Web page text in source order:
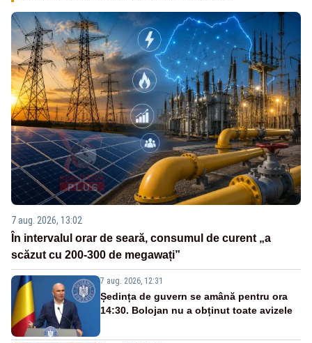
7 aug. 2026, 13:02
În intervalul orar de seară, consumul de curent „a
scăzut cu 200-300 de megawați”
7 aug. 2026, 12:31
Ședința de guvern se amână pentru ora
14:30. Bolojan nu a obținut toate avizele